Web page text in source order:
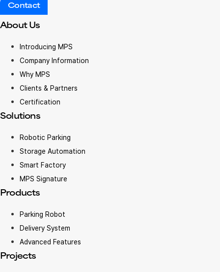
Contact
About Us
Introducing MPS
Company Information
Why MPS
Clients & Partners
Certification
Solutions
Robotic Parking
Storage Automation
Smart Factory
MPS Signature
Products
Parking Robot
Delivery System
Advanced Features
Projects